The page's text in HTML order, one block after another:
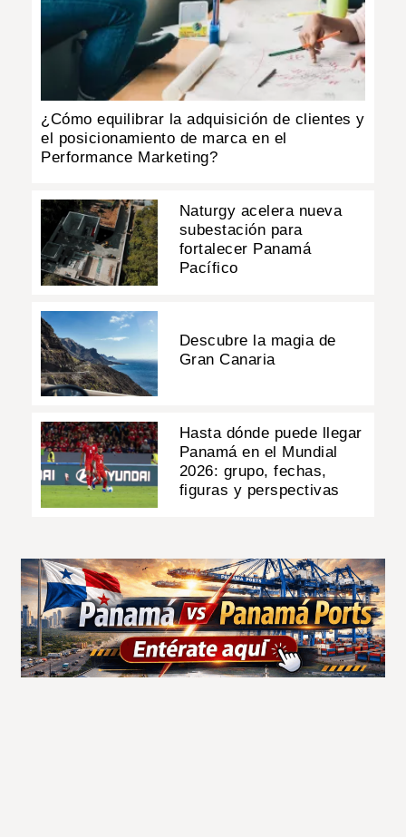
¿Cómo equilibrar la adquisición de clientes y
el posicionamiento de marca en el
Performance Marketing?
Naturgy acelera nueva
subestación para
fortalecer Panamá
Pacífico
Descubre la magia de
Gran Canaria
Hasta dónde puede llegar
Panamá en el Mundial
2026: grupo, fechas,
figuras y perspectivas